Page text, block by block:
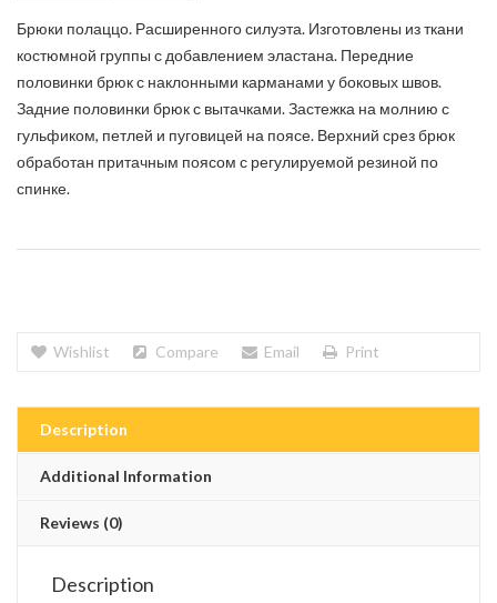
Брюки полаццо. Расширенного силуэта. Изготовлены из ткани
костюмной группы с добавлением эластана. Передние
половинки брюк с наклонными карманами у боковых швов.
Задние половинки брюк с вытачками. Застежка на молнию с
гульфиком, петлей и пуговицей на поясе. Верхний срез брюк
обработан притачным поясом с регулируемой резиной по
спинке.
Wishlist Compare Email Print
Description
Additional Information
Reviews (0)
Description